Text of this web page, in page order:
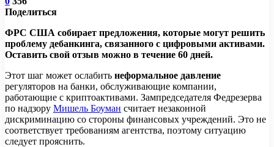
Поделиться
ФРС США собирает предложения, которые могут решить
проблему дебанкинга, связанного с цифровыми активами.
Оставить свой отзыв можно в течение 60 дней.
Этот шаг может ослабить неформальное давление
регуляторов на банки, обслуживающие компании,
работающие с криптоактивами. Зампредседателя Федрезерва
по надзору Мишель Боуман считает незаконной
дискриминацию со стороны финансовых учреждений. Это не
соответствует требованиям агентства, поэтому ситуацию
следует прояснить.